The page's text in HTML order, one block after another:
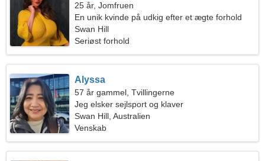
25 år, Jomfruen
En unik kvinde på udkig efter et ægte forhold
Swan Hill
Seriøst forhold
Alyssa
57 år gammel, Tvillingerne
Jeg elsker sejlsport og klaver
Swan Hill, Australien
Venskab